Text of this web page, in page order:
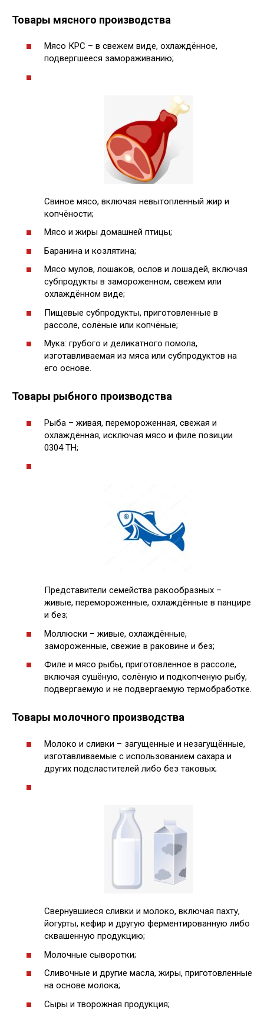
Товары мясного производства
Мясо КРС – в свежем виде, охлаждённое,
подвергшееся замораживанию;
Свиное мясо, включая невытопленный жир и
копчёности;
Мясо и жиры домашней птицы;
Баранина и козлятина;
Мясо мулов, лошаков, ослов и лошадей, включая
субпродукты в замороженном, свежем или
охлаждённом виде;
Пищевые субпродукты, приготовленные в
рассоле, солёные или копчёные;
Мука: грубого и деликатного помола,
изготавливаемая из мяса или субпродуктов на
его основе.
Товары рыбного производства
Рыба – живая, перемороженная, свежая и
охлаждённая, исключая мясо и филе позиции
0304 ТН;
Представители семейства ракообразных –
живые, перемороженные, охлаждённые в панцире
и без;
Моллюски – живые, охлаждённые,
замороженные, свежие в раковине и без;
Филе и мясо рыбы, приготовленное в рассоле,
включая сушёную, солёную и подкопченую рыбу,
подвергаемую и не подвергаемую термобработке.
Товары молочного производства
Молоко и сливки – загущенные и незагущённые,
изготавливаемые с использованием сахара и
других подсластителей либо без таковых;
Свернувшиеся сливки и молоко, включая пахту,
йогурты, кефир и другую ферментированную либо
сквашенную продукцию;
Молочные сыворотки;
Сливочные и другие масла, жиры, приготовленные
на основе молока;
Сыры и творожная продукция;